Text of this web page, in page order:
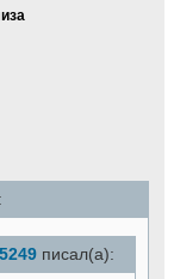
писал(а):